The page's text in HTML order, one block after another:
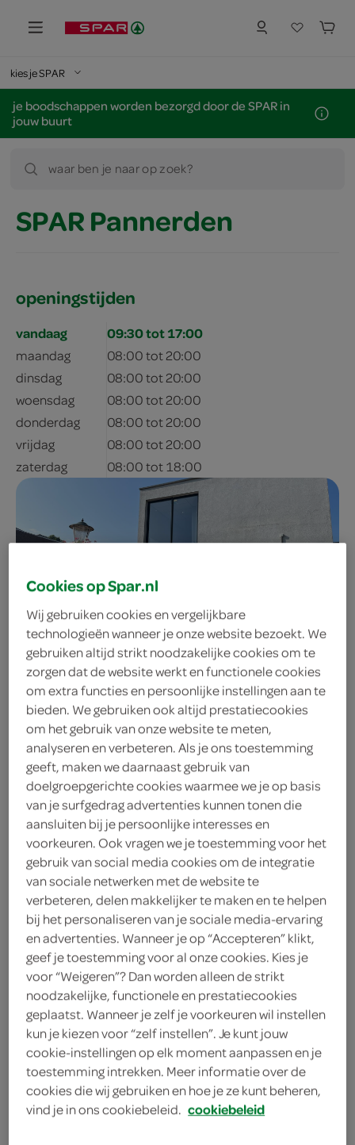
kies je SPAR
je boodschappen worden bezorgd door de SPAR in
jouw buurt
waar ben je naar op zoek?
SPAR Pannerden
openingstijden
vandaag 09:30 tot 17:00
maandag
08:00 tot 20:00
dinsdag
08:00 tot 20:00
woensdag
08:00 tot 20:00
donderdag
08:00 tot 20:00
vrijdag
08:00 tot 20:00
zaterdag
08:00 tot 18:00
adres & contactgegevens
0316-371304
bestellingen.pannerden@despar.info
Dorpsplein 2
6911 AK Pannerden
plan je route
bekijk meer vestigingen
KVK 55277144
boodschappen
bestellen
verse broodjes, wraps, snacks
& salades
Cookies op Spar.nl
Wij gebruiken cookies en vergelijkbare
technologieën wanneer je onze website bezoekt. We
gebruiken altijd strikt noodzakelijke cookies om te
zorgen dat de website werkt en functionele cookies
om extra functies en persoonlijke instellingen aan te
bieden. We gebruiken ook altijd prestatiecookies
om het gebruik van onze website te meten,
analyseren en verbeteren. Als je ons toestemming
geeft, maken we daarnaast gebruik van
doelgroepgerichte cookies waarmee we je op basis
van je surfgedrag advertenties kunnen tonen die
aansluiten bij je persoonlijke interesses en
voorkeuren. Ook vragen we je toestemming voor het
gebruik van social media cookies om de integratie
van sociale netwerken met de website te
verbeteren, delen makkelijker te maken en te helpen
bij het personaliseren van je sociale media-ervaring
en advertenties. Wanneer je op “Accepteren” klikt,
geef je toestemming voor al onze cookies. Kies je
voor “Weigeren”? Dan worden alleen de strikt
noodzakelijke, functionele en prestatiecookies
geplaatst. Wanneer je zelf je voorkeuren wil instellen
kun je kiezen voor “zelf instellen”. Je kunt jouw
cookie-instellingen op elk moment aanpassen en je
toestemming intrekken. Meer informatie over de
cookies die wij gebruiken en hoe je ze kunt beheren,
vind je in ons cookiebeleid. cookiebeleid